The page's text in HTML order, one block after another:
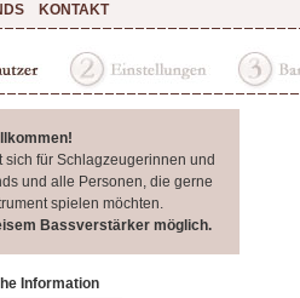
KONTAKT
sich für Schlagzeugerinnen und
und alle Personen, die gerne
spielen möchten.
Bassverstärker möglich.
Information